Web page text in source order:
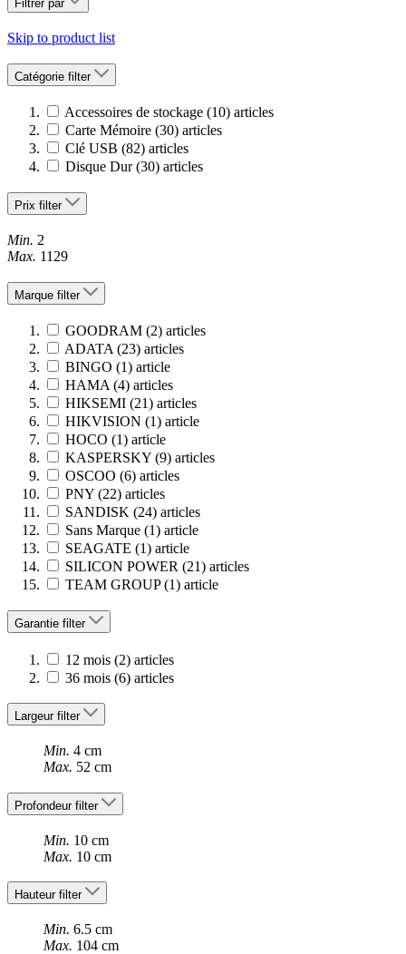
Filtrer par
Skip to product list
Catégorie filter
Accessoires de stockage (10) articles
Carte Mémoire (30) articles
Clé USB (82) articles
Disque Dur (30) articles
Prix filter
Min. 2
Max. 1129
Marque filter
GOODRAM (2) articles
ADATA (23) articles
BINGO (1) article
HAMA (4) articles
HIKSEMI (21) articles
HIKVISION (1) article
HOCO (1) article
KASPERSKY (9) articles
OSCOO (6) articles
PNY (22) articles
SANDISK (24) articles
Sans Marque (1) article
SEAGATE (1) article
SILICON POWER (21) articles
TEAM GROUP (1) article
Garantie filter
12 mois (2) articles
36 mois (6) articles
Largeur filter
Min. 4 cm
Max. 52 cm
Profondeur filter
Min. 10 cm
Max. 10 cm
Hauteur filter
Min. 6.5 cm
Max. 104 cm